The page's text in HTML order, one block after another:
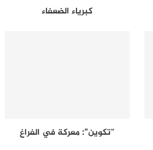
كبرياء الضعفاء
“تكوين”: معركة في الفراغ